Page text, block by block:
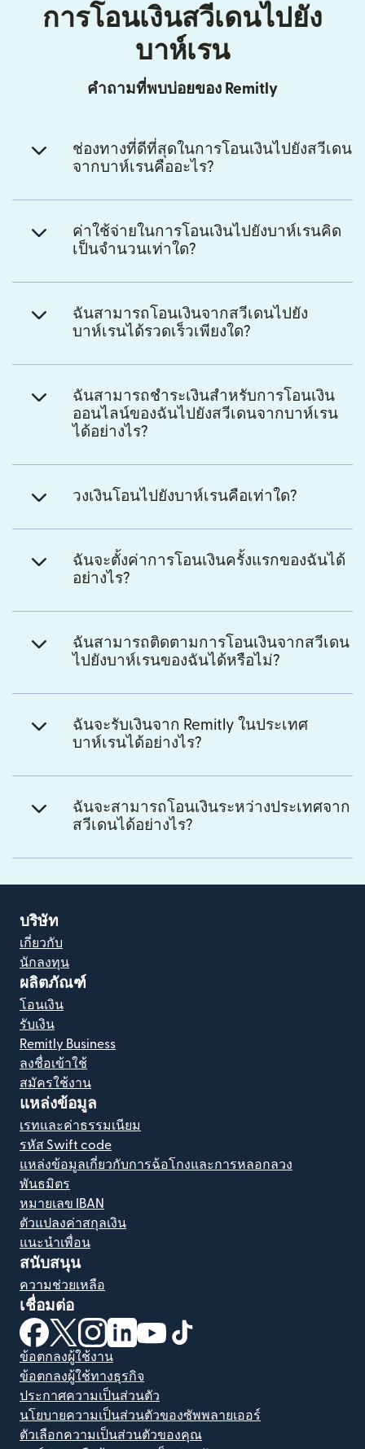
การโอนเงินสวีเดนไปยัง
บาห์เรน
คำถามที่พบบ่อยของ Remitly
ช่องทางที่ดีที่สุดในการโอนเงินไปยังสวีเดน
จากบาห์เรนคืออะไร?
ค่าใช้จ่ายในการโอนเงินไปยังบาห์เรนคิด
เป็นจำนวนเท่าใด?
ฉันสามารถโอนเงินจากสวีเดนไปยัง
บาห์เรนได้รวดเร็วเพียงใด?
ฉันสามารถชำระเงินสำหรับการโอนเงิน
ออนไลน์ของฉันไปยังสวีเดนจากบาห์เรน
ได้อย่างไร?
วงเงินโอนไปยังบาห์เรนคือเท่าใด?
ฉันจะตั้งค่าการโอนเงินครั้งแรกของฉันได้
อย่างไร?
ฉันสามารถติดตามการโอนเงินจากสวีเดน
ไปยังบาห์เรนของฉันได้หรือไม่?
ฉันจะรับเงินจาก Remitly ในประเทศ
บาห์เรนได้อย่างไร?
ฉันจะสามารถโอนเงินระหว่างประเทศจาก
สวีเดนได้อย่างไร?
บริษัท
เกี่ยวกับ
นักลงทุน
ผลิตภัณฑ์
โอนเงิน
รับเงิน
Remitly Business
ลงชื่อเข้าใช้
สมัครใช้งาน
แหล่งข้อมูล
เรทและค่าธรรมเนียม
รหัส Swift code
แหล่งข้อมูลเกี่ยวกับการฉ้อโกงและการหลอกลวง
พันธมิตร
หมายเลข IBAN
ตัวแปลงค่าสกุลเงิน
แนะนำเพื่อน
สนับสนุน
ความช่วยเหลือ
เชื่อมต่อ
(เปิดในหน้าต่างใหม่)
(เปิดในหน้าต่างใหม่)
(เปิดในหน้าต่างใหม่)
(เปิดในหน้าต่างใหม่)
(เปิดในหน้าต่างใหม่)
ข้อตกลงผู้ใช้งาน
ข้อตกลงผู้ใช้ทางธุรกิจ
ประกาศความเป็นส่วนตัว
นโยบายความเป็นส่วนตัวของซัพพลายเออร์
ตัวเลือกความเป็นส่วนตัวของคุณ